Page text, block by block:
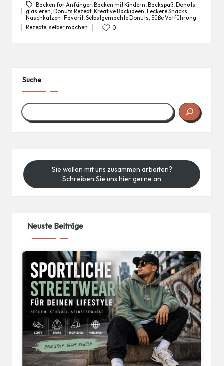
Tags:
Backen für Anfänger, Backen mit Kindern Backspaß, Donuts
glasieren Donuts Rezept, Kreative Backideen Leckere Snacks
Naschkatzen-Favorit, Selbstgemachte Donuts Süße Verführung
Posted
Rezepte, selber machen 0
Suche
Sie wollen mit uns zusammen arbeiten?
Schreiben Sie uns hier gerne an
Neuste Beiträge